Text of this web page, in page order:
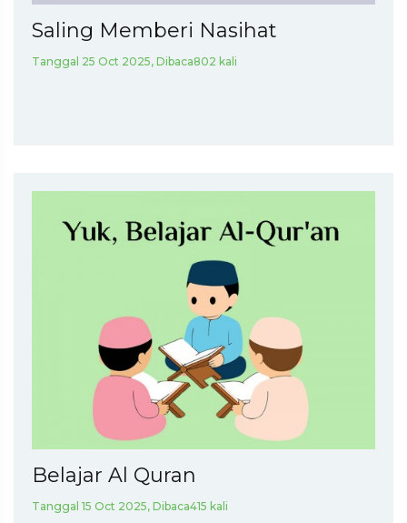
Saling Memberi Nasihat
Tanggal 25 Oct 2025, Dibaca802 kali
Belajar Al Quran
Tanggal 15 Oct 2025, Dibaca415 kali